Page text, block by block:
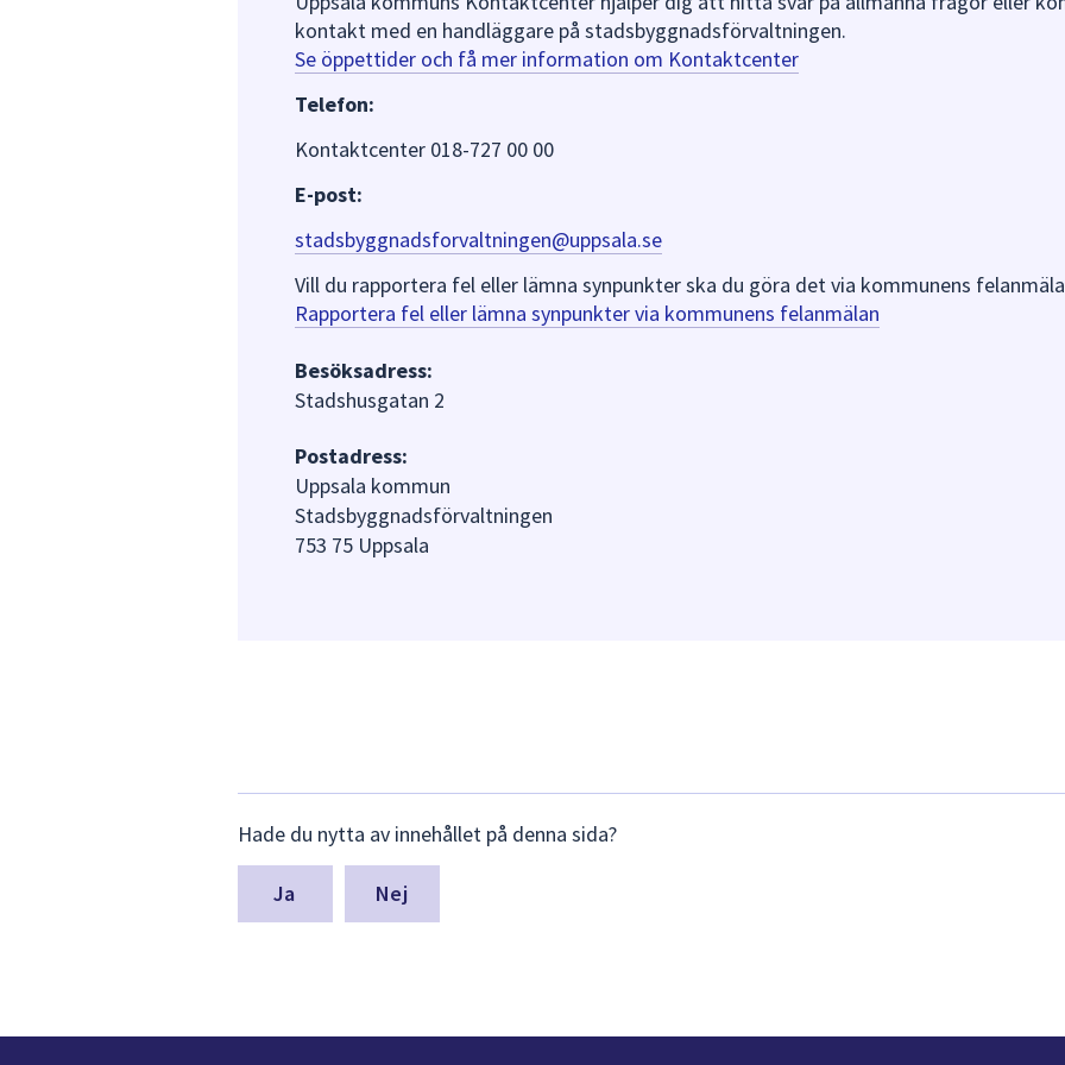
kontakt med en handläggare på stadsbyggnadsförvaltningen.
Se öppettider och få mer information om Kontaktcenter
Telefon:
Kontaktcenter 018-727 00 00
E-post:
stadsbyggnadsforvaltningen@uppsala.se
Vill du rapportera fel eller lämna synpunkter ska du göra det via kommunens
Rapportera fel eller lämna synpunkter via kommunens felanmälan
Besöksadress:
Stadshusgatan 2
Postadress:
Uppsala kommun
Stadsbyggnadsförvaltningen
753 75 Uppsala
synpunkter
för
denna
Hade du nytta av innehållet på denna sida?
Nej